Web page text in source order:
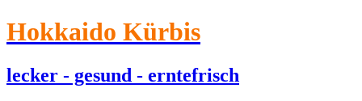
Hokkaido Kürbis
lecker - gesund - erntefrisch